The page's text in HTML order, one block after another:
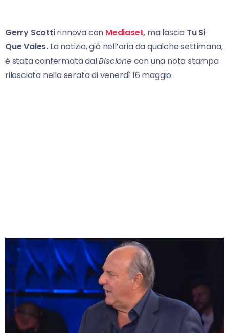
Gerry Scottirinnova con Mediaset, ma lascia Tu Si
Que Vales. La notizia, già nell’aria da qualche settimana,
è stata confermata dalBiscionecon una nota stampa
rilasciata nella serata di venerdì 16 maggio.